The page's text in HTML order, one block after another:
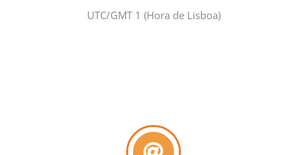
UTC/GMT 1 (Hora de Lisboa)